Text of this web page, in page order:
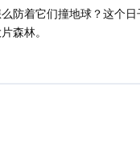
防着它们撞地球？这个日
森林。